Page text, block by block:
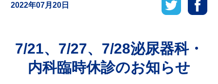
2022年07月20日
7/21、7/27、7/28泌尿器科・
内科臨時休診のお知らせ